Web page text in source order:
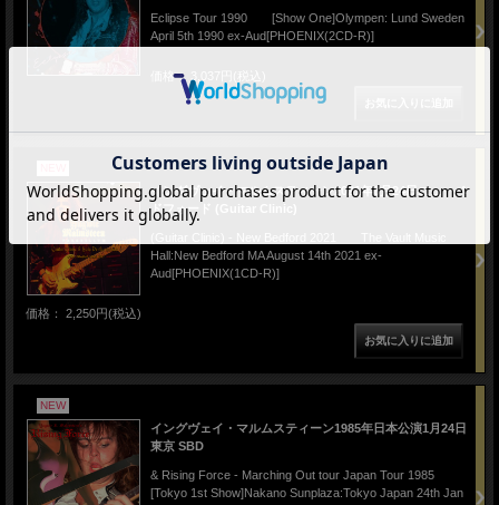
Eclipse Tour 1990 [Show One]Olympen: Lund Sweden
April 5th 1990 ex-Aud[PHOENIX(2CD-R)]
価格： 3,037円(税込)
イングヴェイ・マルムスティーン2021年8月24日ニューベ
ドフォード (Guitar Clinic)
Hall:New Bedford MA August 14th 2021 ex-
Aud[PHOENIX(1CD-R)]
価格： 2,250円(税込)
NEW
イングヴェイ・マルムスティーン1985年日本公演1月24日
東京 SBD
& Rising Force - Marching Out tour Japan Tour 1985
[Tokyo 1st Show]Nakano Sunplaza:Tokyo Japan 24th Jan